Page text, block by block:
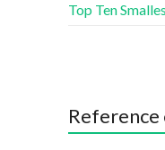
Top Ten